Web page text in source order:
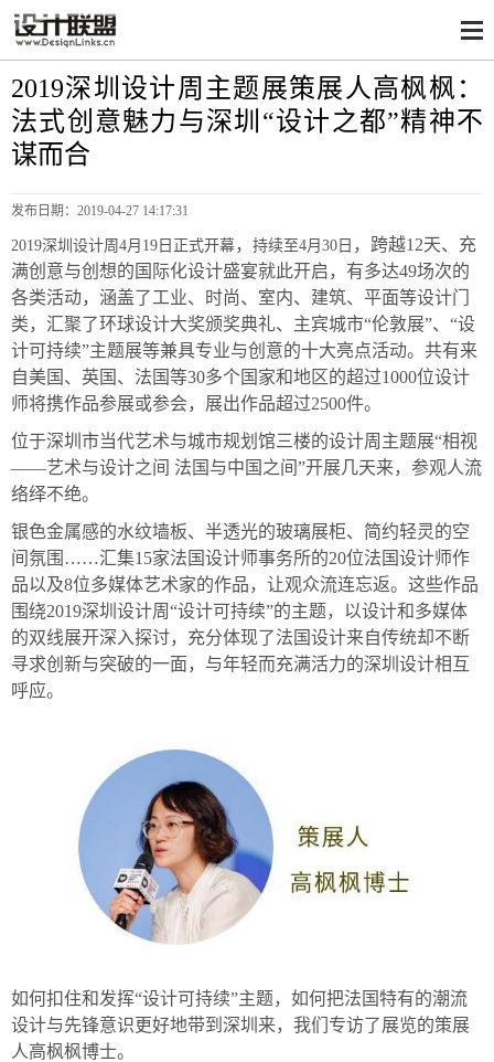
2019深圳设计周主题展策展人高枫枫：
法式创意魅力与深圳“设计之都”精神不
谋而合
发布日期： 2019-04-27 14:17:31
2019深圳设计周4月19日正式开幕， 持续至4月30日 ，跨越12天、充
满创意与创想的国际化设计盛宴就此开启，有多达49场次的
各类活动，涵盖了工业、时尚、室内、建筑、平面等设计门
类，汇聚了环球设计大奖颁奖典礼、主宾城市“伦敦展”、“设
计可持续”主题展等兼具专业与创意的十大亮点活动。共有来
自美国、英国、法国等30多个国家和地区的超过1000位设计
师将携作品参展或参会，展出作品超过2500件。
位于深圳市当代艺术与城市规划馆三楼的设计周主题展“相视
——艺术与设计之间 法国与中国之间”开展几天来，参观人流
络绎不绝。
银色金属感的水纹墙板、半透光的玻璃展柜、简约轻灵的空
间氛围……汇集15家法国设计师事务所的20位法国设计师作
品以及8位多媒体艺术家的作品，让观众流连忘返。这些作品
围绕2019深圳设计周“设计可持续”的主题，以设计和多媒体
的双线展开深入探讨，充分体现了法国设计来自传统却不断
寻求创新与突破的一面，与年轻而充满活力的深圳设计相互
呼应。
如何扣住和发挥“设计可持续”主题，如何把法国特有的潮流
设计与先锋意识更好地带到深圳来，我们专访了展览的策展
人高枫枫博士。